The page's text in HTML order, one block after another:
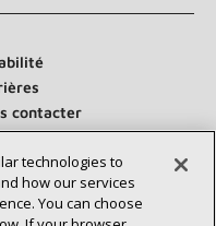
contacter
technologies to
how our services
You can choose